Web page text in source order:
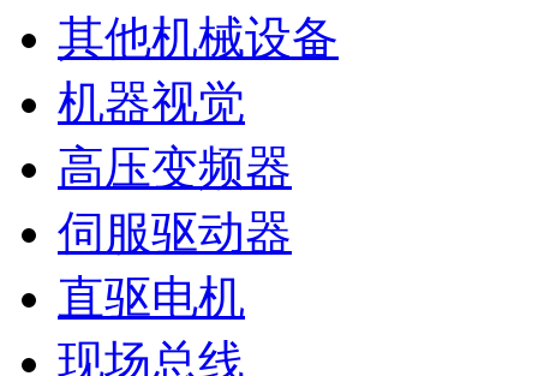
其他机械设备
机器视觉
高压变频器
伺服驱动器
直驱电机
现场总线